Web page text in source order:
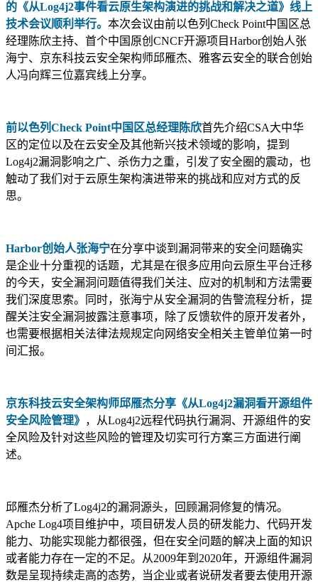
的《从Log4j2事件看云原生架构演进的挑战和解决之道》线上
技术会议顺利举行。 本次会议由前以色列Check Point中国区总
经理陈欣主持、首个中国原创CNCF开源项目Harbor创始人张
海宁、京东科技云安全架构师邱雁杰、雅客云安全的联合创始
人冯向辉三位嘉宾线上分享。
前以色列Check Point中国区总经理陈欣首先介绍CSA大中华
区的定位以及在云安全及其他新兴技术领域的影响，提到
Log4j2漏洞影响之广、杀伤力之重，引发了安全圈的震动，也
触动了我们对于云原生架构演进带来的挑战和应对方式的反
思。
Harbor创始人张海宁在分享中谈到漏洞带来的安全问题确实
是企业十分重视的话题，尤其是在很多应用向云原生平台迁移
的今天，安全漏洞问题值得我们关注、应对的机制和方法需要
我们深度思索。同时，张海宁从安全漏洞的告警流程分析，提
醒关注安全漏洞披露注意事项，除了反馈软件的原开发者外，
也需要根据相关法律法规规定向网络安全相关主管单位第一时
间汇报。
京东科技云安全架构师邱雁杰分享《从Log4j2漏洞看开源组件
安全风险管理》 ，从Log4j2远程代码执行漏洞、开源组件的安
全风险及针对这些风险的管理及切实可行方案三方面进行阐
述。
邱雁杰分析了Log4j2的漏洞源头，回顾漏洞修复的情况。
Apche Log4项目维护中，项目研发人员的研发能力、代码开发
能力、功能实现能力都很强，但在安全问题的解决上面的知识
或者能力存在一定的不足。从2009年到2020年，开源组件漏洞
数是呈现持续走高的态势，当企业或者说研发者要去使用开源